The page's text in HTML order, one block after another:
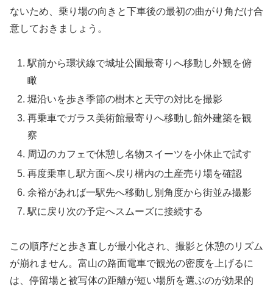
ないため、乗り場の向きと下車後の最初の曲がり角だけ合
意しておきましょう。
駅前から環状線で城址公園最寄りへ移動し外観を俯
瞰
堀沿いを歩き季節の樹木と天守の対比を撮影
再乗車でガラス美術館最寄りへ移動し館外建築を観
察
周辺のカフェで休憩し名物スイーツを小休止で試す
再度乗車し駅方面へ戻り構内の土産売り場を確認
余裕があれば一駅先へ移動し別角度から街並み撮影
駅に戻り次の予定へスムーズに接続する
この順序だと歩き直しが最小化され、撮影と休憩のリズム
が崩れません。富山の路面電車で観光の密度を上げるに
は、停留場と被写体の距離が短い場所を選ぶのが効果的